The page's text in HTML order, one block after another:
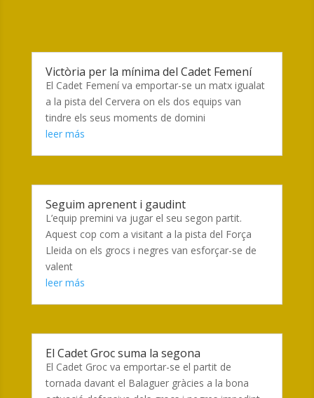
Victòria per la mínima del Cadet Femení
El Cadet Femení va emportar-se un matx igualat
a la pista del Cervera on els dos equips van
tindre els seus moments de domini
leer más
Seguim aprenent i gaudint
L’equip premini va jugar el seu segon partit.
Aquest cop com a visitant a la pista del Força
Lleida on els grocs i negres van esforçar-se de
valent
leer más
El Cadet Groc suma la segona
El Cadet Groc va emportar-se el partit de
tornada davant el Balaguer gràcies a la bona